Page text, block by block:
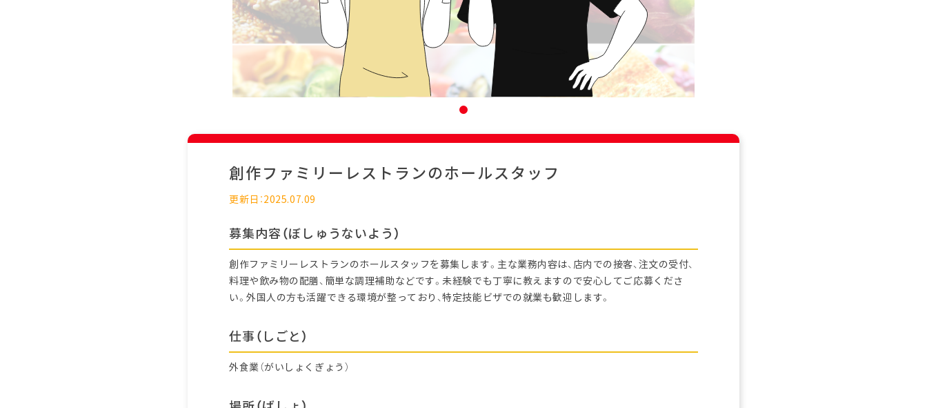
創作ファミリーレストランのホールスタッフ
更新日：2025.07.09
募集内容（ぼしゅうないよう）
創作ファミリーレストランのホールスタッフを募集します。主な業務内容は、店内での接客、注文の受付、
料理や飲み物の配膳、簡単な調理補助などです。未経験でも丁寧に教えますので安心してご応募くださ
い。外国人の方も活躍できる環境が整っており、特定技能ビザでの就業も歓迎します。
仕事（しごと）
外食業（がいしょくぎょう）